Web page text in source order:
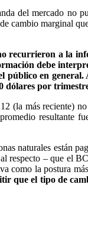
del mercado no
cambio marginal
recurrieron a la
debe
público en
dólares por
(la más reciente)
resultante
naturales están
respecto – que el
como la postura
que el tipo de